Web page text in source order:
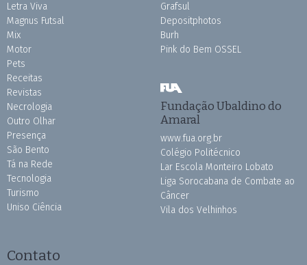
Letra Viva
Magnus Futsal
Mix
Motor
Pets
Receitas
Revistas
Necrologia
Outro Olhar
Presença
São Bento
Tá na Rede
Tecnologia
Turismo
Uniso Ciência
Grafsul
Depositphotos
Burh
Pink do Bem OSSEL
Fundação Ubaldino do
Amaral
www.fua.org.br
Colégio Politécnico
Lar Escola Monteiro Lobato
Liga Sorocabana de Combate ao
Câncer
Vila dos Velhinhos
Contato